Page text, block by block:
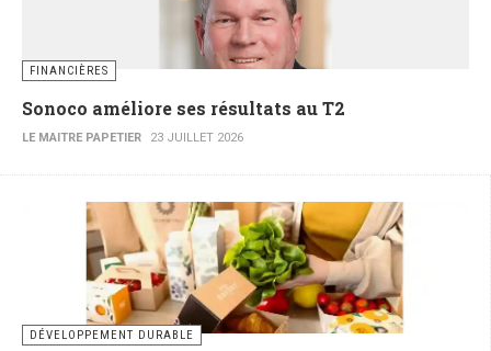
FINANCIÈRES
Sonoco améliore ses résultats au T2
LE MAITRE PAPETIER 23 JUILLET 2026
DÉVELOPPEMENT DURABLE